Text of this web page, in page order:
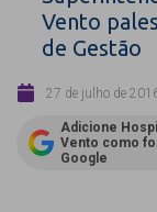
Vento
de Gestão
27 de julho de
Adicione
Vento como
Google